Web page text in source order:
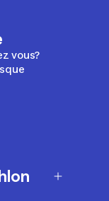
vous?